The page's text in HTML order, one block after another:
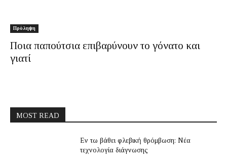
Πρόληψη
Ποια παπούτσια επιβαρύνουν το γόνατο και
γιατί
MOST READ
Εν τω βάθει φλεβική θρόμβωση: Νέα
τεχνολογία διάγνωσης